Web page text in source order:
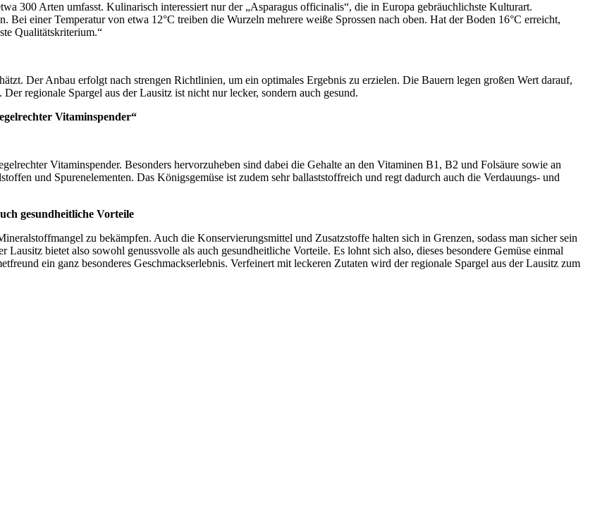
300 Arten umfasst. Kulinarisch interessiert nur der „Asparagus officinalis“, die in Europa gebräuchlichste Kulturart.
Bei einer Temperatur von etwa 12°C treiben die Wurzeln mehrere weiße Sprossen nach oben. Hat der Boden 16°C erreicht,
Qualitätskriterium.“
Der Anbau erfolgt nach strengen Richtlinien, um ein optimales Ergebnis zu erzielen. Die Bauern legen großen Wert darauf,
Der regionale Spargel aus der Lausitz ist nicht nur lecker, sondern auch gesund.
Vitaminspender“
Vitaminspender. Besonders hervorzuheben sind dabei die Gehalte an den Vitaminen B1, B2 und Folsäure sowie an
und Spurenelementen. Das Königsgemüse ist zudem sehr ballaststoffreich und regt dadurch auch die Verdauungs- und
gesundheitliche Vorteile
zu bekämpfen. Auch die Konservierungsmittel und Zusatzstoffe halten sich in Grenzen, sodass man sicher sein
Lausitz bietet also sowohl genussvolle als auch gesundheitliche Vorteile. Es lohnt sich also, dieses besondere Gemüse einmal
ein ganz besonderes Geschmackserlebnis. Verfeinert mit leckeren Zutaten wird der regionale Spargel aus der Lausitz zum